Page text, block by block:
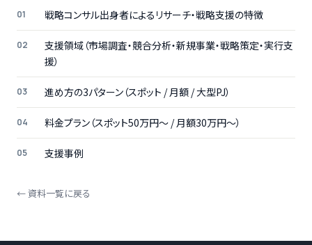
戦略コンサル出身者によるリサーチ・戦略支援の特徴
支援領域（市場調査・競合分析・新規事業・戦略策定・実行支
援）
進め方の3パターン（スポット / 月額 / 大型PJ）
料金プラン（スポット50万円〜 / 月額30万円〜）
支援事例
← 資料一覧に戻る